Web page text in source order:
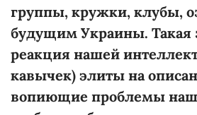
группы, кружки, клубы,
будущим Украины. Такая
реакция нашей
кавычек) элиты на
вопиющие проблемы